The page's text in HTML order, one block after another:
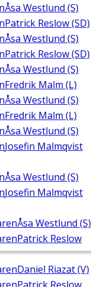
Åsa Westlund (S)
Patrick Reslow (SD)
Åsa Westlund (S)
Patrick Reslow (SD)
Åsa Westlund (S)
Fredrik Malm (L)
Åsa Westlund (S)
Fredrik Malm (L)
Åsa Westlund (S)
Josefin Malmqvist
Åsa Westlund (S)
Josefin Malmqvist
Åsa Westlund (S)
Patrick Reslow
Daniel Riazat (V)